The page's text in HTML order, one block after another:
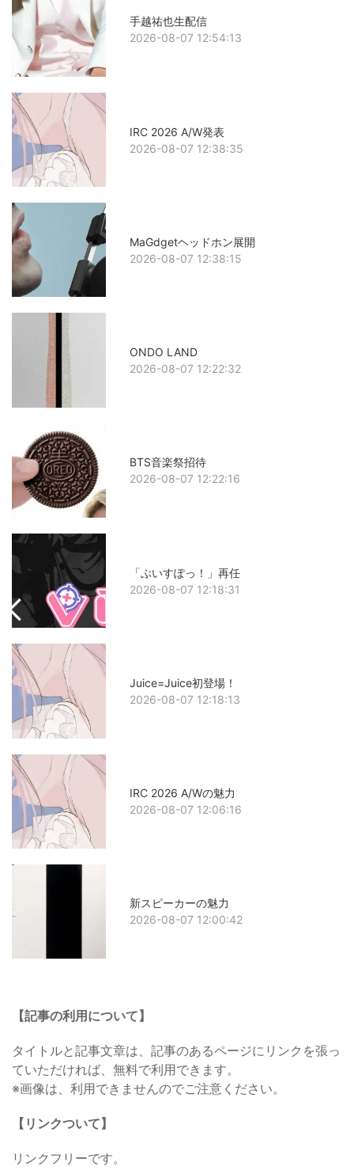
手越祐也生配信
2026-08-07 12:54:13
IRC 2026 A/W発表
2026-08-07 12:38:35
MaGdgetヘッドホン展開
2026-08-07 12:38:15
ONDO LAND
2026-08-07 12:22:32
BTS音楽祭招待
2026-08-07 12:22:16
「ぶいすぽっ！」再任
2026-08-07 12:18:31
Juice=Juice初登場！
2026-08-07 12:18:13
IRC 2026 A/Wの魅力
2026-08-07 12:06:16
新スピーカーの魅力
2026-08-07 12:00:42
【記事の利用について】
タイトルと記事文章は、記事のあるページにリンクを張っ
ていただければ、無料で利用できます。
※画像は、利用できませんのでご注意ください。
【リンクついて】
リンクフリーです。